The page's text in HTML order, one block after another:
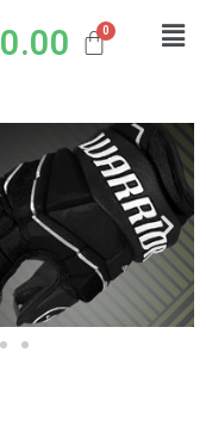
0.00